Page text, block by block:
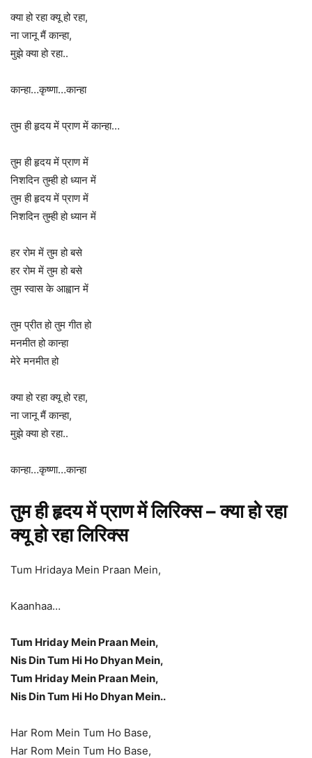
क्या हो रहा क्यू हो रहा,
ना जानू मैं कान्हा,
मुझे क्या हो रहा..
कान्हा…कृष्णा…कान्हा
तुम ही हृदय में प्राण में कान्हा…
तुम ही हृदय में प्राण में
निशदिन तुम्ही हो ध्यान में
तुम ही हृदय में प्राण में
निशदिन तुम्ही हो ध्यान में
हर रोम में तुम हो बसे
हर रोम में तुम हो बसे
तुम स्वास के आह्वान में
तुम प्रीत हो तुम गीत हो
मनमीत हो कान्हा
मेरे मनमीत हो
क्या हो रहा क्यू हो रहा,
ना जानू मैं कान्हा,
मुझे क्या हो रहा..
कान्हा…कृष्णा…कान्हा
तुम ही हृदय में प्राण में लिरिक्स – क्या हो रहा
क्यू हो रहा लिरिक्स
Tum Hridaya Mein Praan Mein,
Kaanhaa…
Tum Hriday Mein Praan Mein,
Nis Din Tum Hi Ho Dhyan Mein,
Tum Hriday Mein Praan Mein,
Nis Din Tum Hi Ho Dhyan Mein..
Har Rom Mein Tum Ho Base,
Har Rom Mein Tum Ho Base,